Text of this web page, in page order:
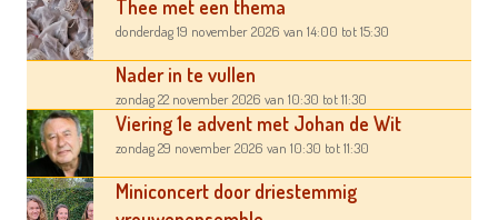
Thee met een thema
donderdag 19 november 2026 van 14:00 tot 15:30
Nader in te vullen
zondag 22 november 2026 van 10:30 tot 11:30
Viering 1e advent met Johan de Wit
zondag 29 november 2026 van 10:30 tot 11:30
Miniconcert door driestemmig